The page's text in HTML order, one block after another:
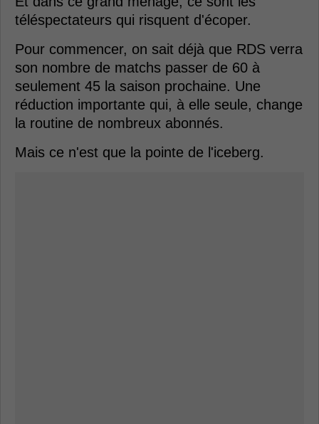
téléspectateurs qui risquent d'écoper.
Pour commencer, on sait déjà que RDS verra
son nombre de matchs passer de 60 à
seulement 45 la saison prochaine. Une
réduction importante qui, à elle seule, change
la routine de nombreux abonnés.
Mais ce n'est que la pointe de l'iceberg.